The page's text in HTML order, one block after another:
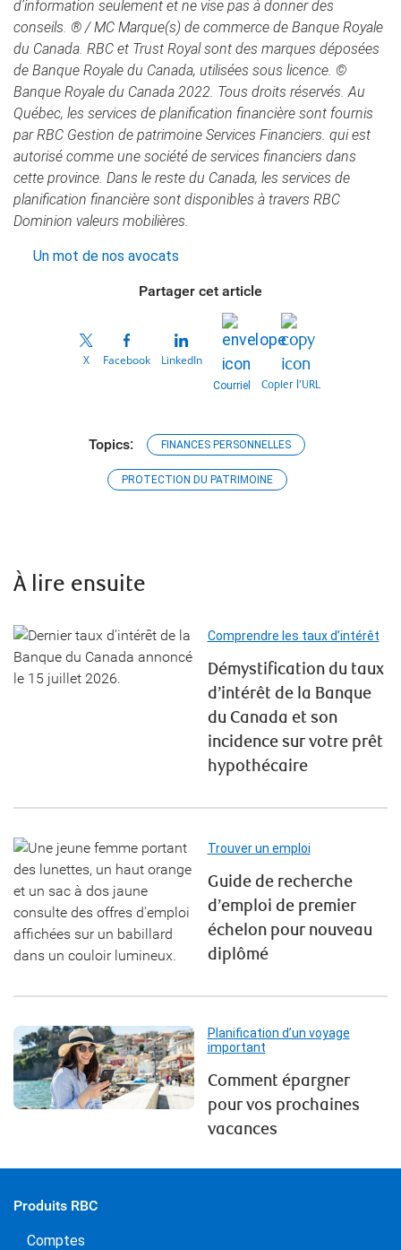
d’information seulement et ne vise pas à donner des
conseils. ® / MC Marque(s) de commerce de Banque Royale
du Canada. RBC et Trust Royal sont des marques déposées
de Banque Royale du Canada, utilisées sous licence. ©
Banque Royale du Canada 2022. Tous droits réservés. Au
Québec, les services de planification financière sont fournis
par RBC Gestion de patrimoine Services Financiers. qui est
autorisé comme une société de services financiers dans
cette province. Dans le reste du Canada, les services de
planification financière sont disponibles à travers RBC
Dominion valeurs mobilières.
Un mot de nos avocats
Partager cet article
X Facebook LinkedIn
Courriel Copier l’URL
Topics: FINANCES PERSONNELLES
PROTECTION DU PATRIMOINE
À lire ensuite
Comprendre les taux d’intérêt
Démystification du taux
d’intérêt de la Banque
du Canada et son
incidence sur votre prêt
hypothécaire
Trouver un emploi
Guide de recherche
d’emploi de premier
échelon pour nouveau
diplômé
Planification d’un voyage
important
Comment épargner
pour vos prochaines
vacances
Produits RBC
Comptes